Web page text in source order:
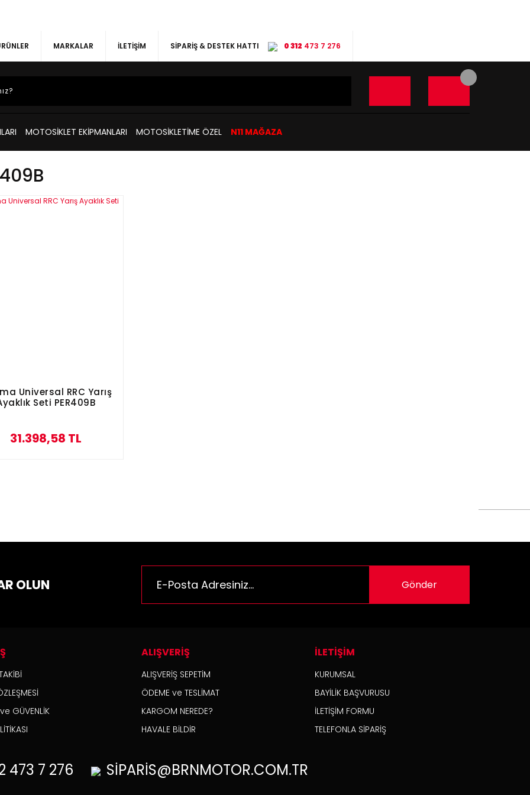
MARKALAR İLETİŞİM SİPARİŞ & DESTEK HATTI 0 312 473 7 276
MOTOSİKLET EKİPMANLARI MOTOSİKLETİME ÖZEL N11 MAĞAZA
Universal RRC Yarış
Seti PER409B
31.398,58 TL
OLUN Gönder
GÜVENLİK
ALIŞVERİŞ
ALIŞVERİŞ SEPETİM
ÖDEME ve TESLİMAT
KARGOM NEREDE?
HAVALE BİLDİR
İLETİŞİM
KURUMSAL
BAYİLİK BAŞVURUSU
İLETİŞİM FORMU
TELEFONLA SİPARİŞ
473 7 276 SİPARİS@BRNMOTOR.COM.TR